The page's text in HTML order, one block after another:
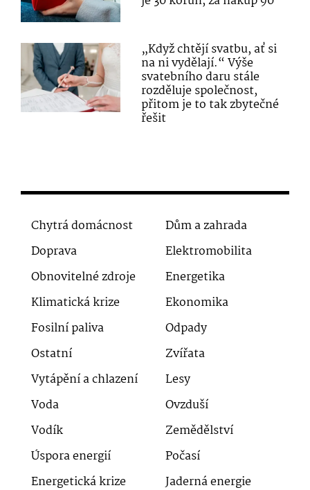
„Když chtějí svatbu, ať si
na ni vydělají.“ Výše
svatebního daru stále
rozděluje společnost,
přitom je to tak zbytečné
řešit
Chytrá domácnost
Dům a zahrada
Doprava
Elektromobilita
Obnovitelné zdroje
Energetika
Klimatická krize
Ekonomika
Fosilní paliva
Odpady
Ostatní
Zvířata
Vytápění a chlazení
Lesy
Voda
Ovzduší
Vodík
Zemědělství
Úspora energií
Počasí
Energetická krize
Jaderná energie